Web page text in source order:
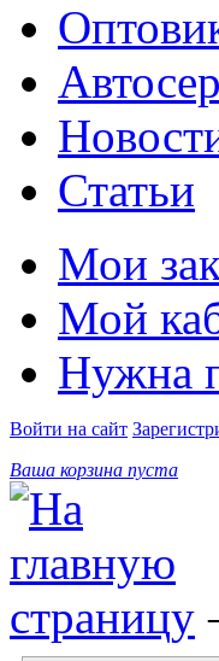
Статьи
Мои
Мой
Нужна
Войти на сайт
Ваша корзина пуста